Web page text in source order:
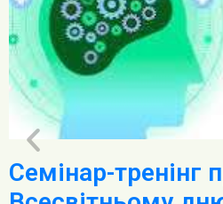
Семінар-тренінг